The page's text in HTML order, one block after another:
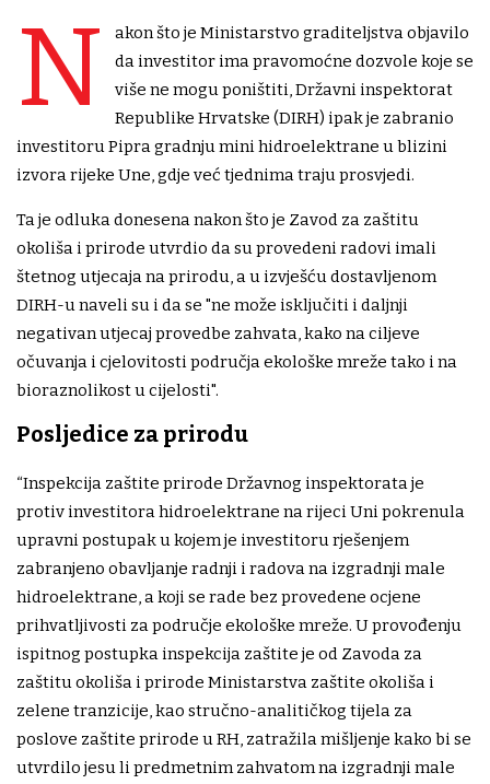
N
akon što je Ministarstvo graditeljstva objavilo
da investitor ima pravomoćne dozvole koje se
više ne mogu poništiti, Državni inspektorat
Republike Hrvatske (DIRH) ipak je zabranio
investitoru Pipra gradnju mini hidroelektrane u blizini
izvora rijeke Une, gdje već tjednima traju prosvjedi.
Ta je odluka donesena nakon što je Zavod za zaštitu
okoliša i prirode utvrdio da su provedeni radovi imali
štetnog utjecaja na prirodu, a u izvješću dostavljenom
DIRH-u naveli su i da se "ne može isključiti i daljnji
negativan utjecaj provedbe zahvata, kako na ciljeve
očuvanja i cjelovitosti područja ekološke mreže tako i na
bioraznolikost u cijelosti".
Posljedice za prirodu
“Inspekcija zaštite prirode Državnog inspektorata je
protiv investitora hidroelektrane na rijeci Uni pokrenula
upravni postupak u kojem je investitoru rješenjem
zabranjeno obavljanje radnji i radova na izgradnji male
hidroelektrane, a koji se rade bez provedene ocjene
prihvatljivosti za područje ekološke mreže. U provođenju
ispitnog postupka inspekcija zaštite je od Zavoda za
zaštitu okoliša i prirode Ministarstva zaštite okoliša i
zelene tranzicije, kao stručno-analitičkog tijela za
poslove zaštite prirode u RH, zatražila mišljenje kako bi se
utvrdilo jesu li predmetnim zahvatom na izgradnji male